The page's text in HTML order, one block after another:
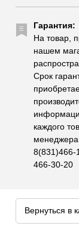
Гарантия:
На товар,
нашем
Срок
каждого
8(831)466-
466-30-20
Вернуться в